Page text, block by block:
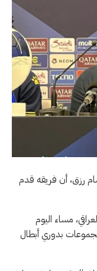
رزق، أن فريقه قدم
مساء اليوم
بدور المجموعات بدوري أبطال